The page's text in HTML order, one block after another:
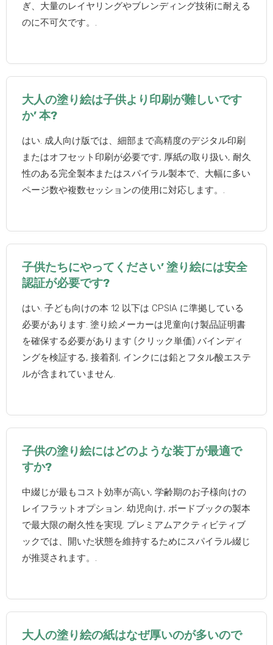
ぎ、大量のレイヤリングやブレンディング技術に耐える
のに不可欠です。.
大人の塗り絵は子供より印刷が難しいです
か’ 本?
はい. 成人向け版では、細部まで高精度のデジタル印刷
またはオフセット印刷が​​必要です, 厚紙の取り扱い, 耐久
性のある完全製本またはスパイラル製本で、大幅に多い
ページ数や複数セッションの使用に対応します。.
子供たちにやってください’ 塗り絵には安全
認証が必要です?
はい. 子ども向けの本 12 以下は CPSIA に準拠している
必要があります. 塗り絵メーカーは児童向け製品証明書
を確保する必要があります (クリック単価) バインディ
ングを検証する, 接着剤, インクには鉛とフタル酸エステ
ルが含まれていません.
子供の塗り絵にはどのような装丁が最適で
すか?
中綴じが最もコスト効率が高い, 学齢期のお子様向けの
レイフラットオプション. 幼児向け, ボードブックの製本
で最大限の耐久性を実現. プレミアムアクティビティブ
ックでは、開いた状態を維持するためにスパイラル綴じ
が推奨されます。.
大人の塗り絵の紙はなぜ厚いのが多いので